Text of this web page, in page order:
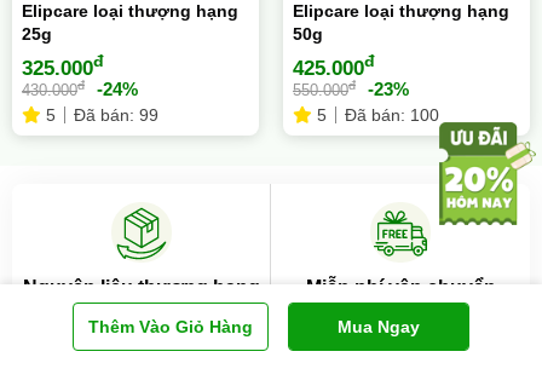
Elipcare loại thượng hạng
25g
325.000đ
430.000đ -24%
5 Đã bán: 99
Elipcare loại thượng hạng
50g
425.000đ
550.000đ -23%
5 Đã bán: 100
Thêm Vào Giỏ Hàng Mua Ngay
Nguyên liệu thượng hạng
Được tuyển chọn kỹ lưỡng
Miễn phí vận chuyển
Cho khách hàng thân thiết